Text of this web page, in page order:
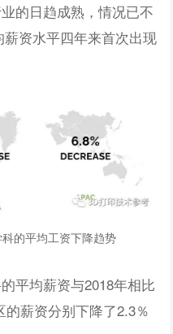
的日趋成熟，情况已不
资水平四年来首次出现
的平均工资下降趋势
平均薪资与2018年相比
薪资分别下降了2.3％